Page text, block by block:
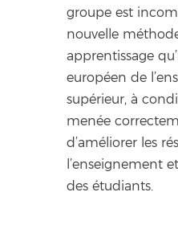
groupe est
nouvelle
apprentissage
européen de
supérieur, à
menée
d’améliorer les
l’enseignement
des étudiants.